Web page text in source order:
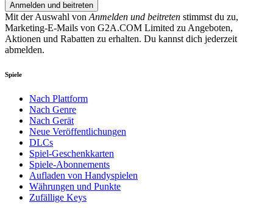
Anmelden und beitreten
Mit der Auswahl vonAnmelden und beitreten stimmst du zu,
Marketing-E-Mails von G2A.COM Limited zu Angeboten,
Aktionen und Rabatten zu erhalten. Du kannst dich jederzeit
abmelden.
Spiele
Nach Plattform
Nach Genre
Nach Gerät
Neue Veröffentlichungen
DLCs
Spiel-Geschenkkarten
Spiele-Abonnements
Aufladen von Handyspielen
Währungen und Punkte
Zufällige Keys